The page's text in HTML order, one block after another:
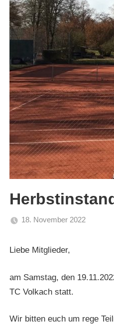
18. November 2022
Liebe Mitglieder,
am Samstag, den
TC Volkach statt.
Wir bitten euch um rege